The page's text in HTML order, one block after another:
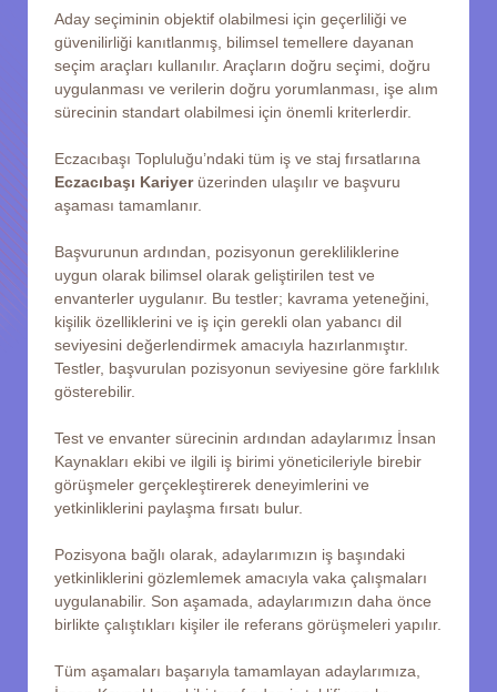
Aday seçiminin objektif olabilmesi için geçerliliği ve
güvenilirliği kanıtlanmış, bilimsel temellere dayanan
seçim araçları kullanılır. Araçların doğru seçimi, doğru
uygulanması ve verilerin doğru yorumlanması, işe alım
sürecinin standart olabilmesi için önemli kriterlerdir.
Eczacıbaşı Topluluğu’ndaki tüm iş ve staj fırsatlarına
Eczacıbaşı Kariyerüzerinden ulaşılır ve başvuru
aşaması tamamlanır.
Başvurunun ardından, pozisyonun gerekliliklerine
uygun olarak bilimsel olarak geliştirilen test ve
envanterler uygulanır. Bu testler; kavrama yeteneğini,
kişilik özelliklerini ve iş için gerekli olan yabancı dil
seviyesini değerlendirmek amacıyla hazırlanmıştır.
Testler, başvurulan pozisyonun seviyesine göre farklılık
gösterebilir.
Test ve envanter sürecinin ardından adaylarımız İnsan
Kaynakları ekibi ve ilgili iş birimi yöneticileriyle birebir
görüşmeler gerçekleştirerek deneyimlerini ve
yetkinliklerini paylaşma fırsatı bulur.
Pozisyona bağlı olarak, adaylarımızın iş başındaki
yetkinliklerini gözlemlemek amacıyla vaka çalışmaları
uygulanabilir. Son aşamada, adaylarımızın daha önce
birlikte çalıştıkları kişiler ile referans görüşmeleri yapılır.
Tüm aşamaları başarıyla tamamlayan adaylarımıza,